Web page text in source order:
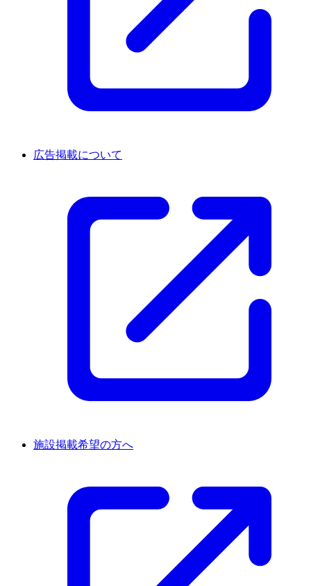
広告掲載について
施設掲載希望の方へ